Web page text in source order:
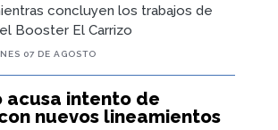
concluyen los trabajos de
Booster El Carrizo
07 DE AGOSTO
acusa intento de
nuevos lineamientos